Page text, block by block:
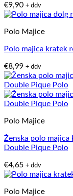
€9,90 + ddv
Polo Majice
Polo majica kratek
€8,99 + ddv
Polo Majice
Ženska polo majica
Double Pique Polo
€4,65 + ddv
Polo Majice